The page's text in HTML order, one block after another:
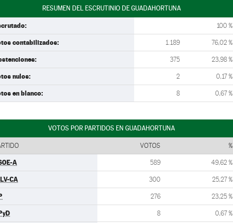
RESUMEN DEL ESCRUTINIO DE GUADAHORTUNA
100 %
contabilizados: 1.189 76,02 %
375 23,98 %
nulos: 2 0,17 %
en blanco: 8 0,67 %
VOTOS POR PARTIDOS EN GUADAHORTUNA
VOTOS %
A 589 49,62 %
CA 300 25,27 %
276 23,25 %
8 0,67 %